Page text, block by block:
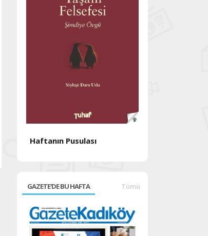
Haftanın Pusulası
GAZETE'DE BU HAFTA Tümü